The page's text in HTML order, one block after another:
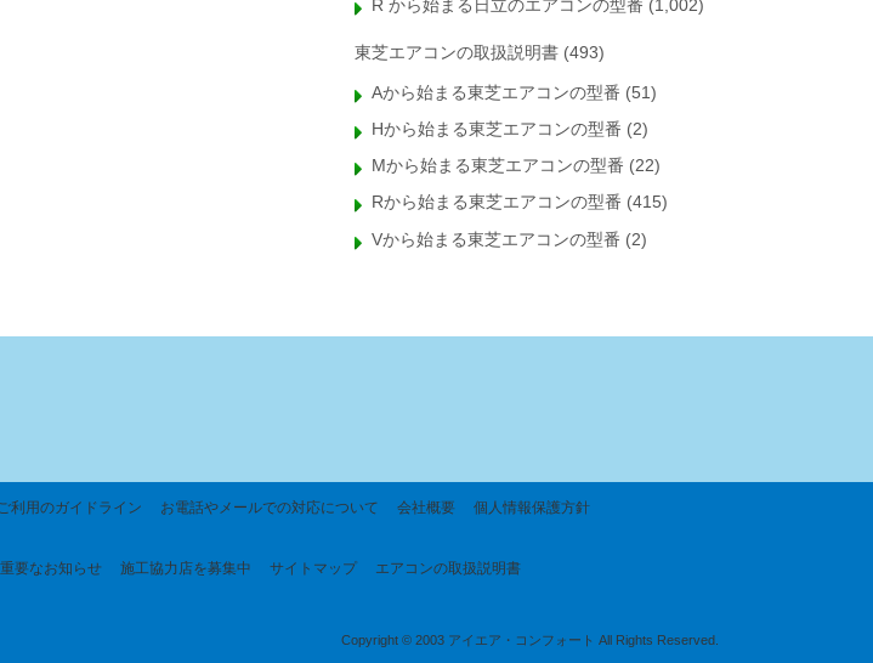
R から始まる日立のエアコンの型番 (1,002)
東芝エアコンの取扱説明書 (493)
Aから始まる東芝エアコンの型番 (51)
Hから始まる東芝エアコンの型番 (2)
Mから始まる東芝エアコンの型番 (22)
Rから始まる東芝エアコンの型番 (415)
Vから始まる東芝エアコンの型番 (2)
ご利用のガイドライン お電話やメールでの対応について 会社概要 個人情報保護方針
要なお知らせ 施工協力店を募集中 サイトマップ エアコンの取扱説明書
Copyright © 2003 アイエア・コンフォート All Rights Reserved.